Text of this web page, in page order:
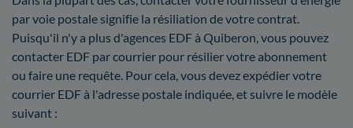
par voie postale signifie la résiliation de votre contrat.
Puisqu'il n'y a plus d'agences EDF à Quiberon, vous pouvez
contacter EDF par courrier pour résilier votre abonnement
ou faire une requête. Pour cela, vous devez expédier votre
courrier EDF à l'adresse postale indiquée, et suivre le modèle
suivant :